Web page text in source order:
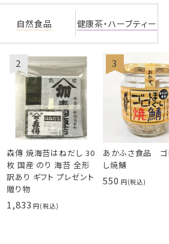
自然食品 健康茶・ハーブティー
森傳 焼海苔はねだし 30
枚 国産 のり 海苔 全形
訳あり ギフト プレゼント
贈り物
1,833
あかふさ食品 ゴ
し焼鯖
550